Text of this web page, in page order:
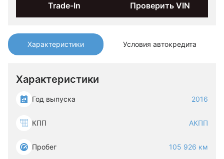
Характеристики Условия автокредита
Характеристики
Год выпуска 2016
КПП АКПП
Пробег 105 926 км
Trade-In Проверить VIN